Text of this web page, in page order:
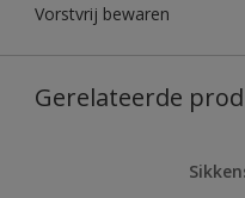
Vorstvrij bewaren
Gerelateerde